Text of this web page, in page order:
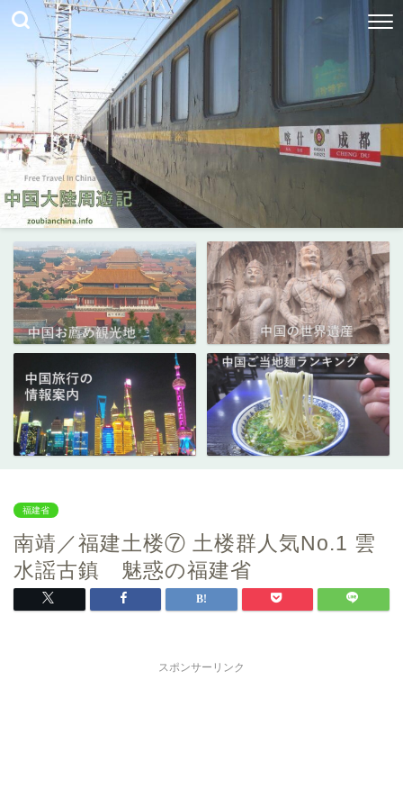
福建省
南靖／福建土楼⑦ 土楼群人気No.1 雲
水謡古鎮 魅惑の福建省
スポンサーリンク